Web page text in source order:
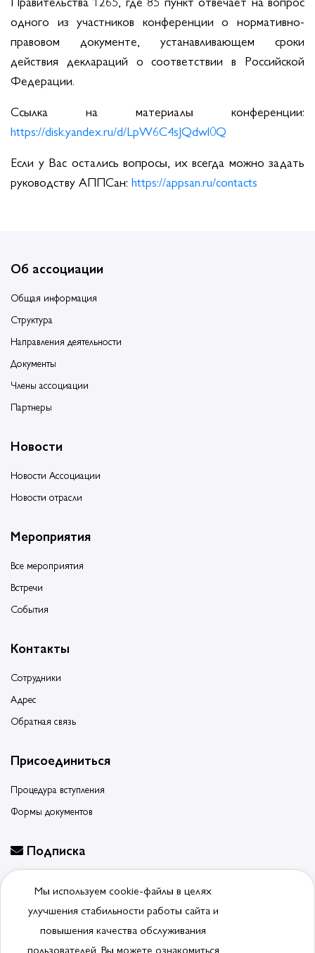
одного из участников конференции о нормативно-
правовом документе, устанавливающем сроки
действия деклараций о соответствии в Российской
Федерации.
Ссылка на материалы конференции:
https://disk.yandex.ru/d/LpW6C4sJQdwl0Q
Если у Вас остались вопросы, их всегда можно задать
руководству АППСан: https://appsan.ru/contacts
Об ассоциации
Общая информация
Структура
Направления деятельности
Документы
Члены ассоциации
Партнеры
Новости
Новости Ассоциации
Новости отрасли
Мероприятия
Все мероприятия
Встречи
События
Контакты
Сотрудники
Адрес
Обратная связь
Присоединиться
Процедура вступления
Формы документов
Подписка
Отписаться от рассылки
Мы используем cookie-файлы в целях
улучшения стабильности работы сайта и
повышения качества обслуживания
пользователей. Вы можете ознакомиться